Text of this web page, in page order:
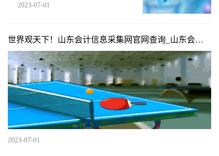
2023-07-01
世界观天下！山东会计信息采集网官网查询_山东会计
信息采集网官网
2023-07-01